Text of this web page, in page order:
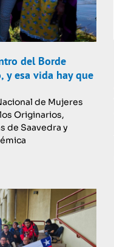
del Borde
y esa vida hay que
de Mujeres
Originarios,
de Saavedra y